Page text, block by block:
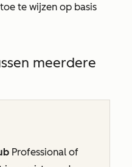
te wijzen op basis
meerdere
Professional of